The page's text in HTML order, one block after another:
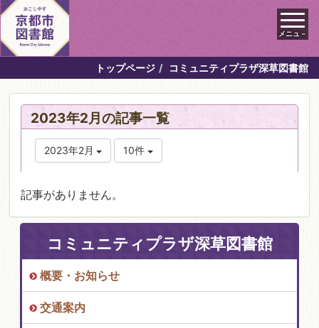
メニュ－
トップページ コミュニティプラザ深草図書館
2023年2月の記事一覧
2023年2月 10件
記事がありません。
コミュニティプラザ深草図書館
概要・お知らせ
交通案内